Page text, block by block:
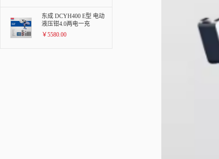
东成 DCYH400 E型 电动
液压钳4.0两电一充
￥5580.00